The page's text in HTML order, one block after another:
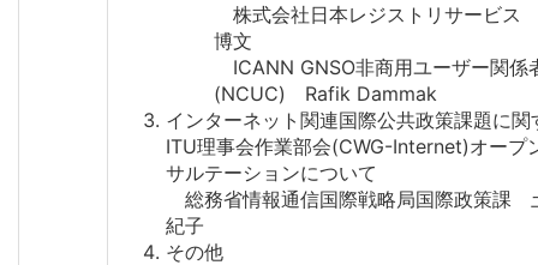
株式会社日本レジストリサービス
博文
ICANN GNSO非商用ユーザー関係
(NCUC) Rafik Dammak
インターネット関連国際公共政策課題に関
ITU理事会作業部会(CWG-Internet)オープ
サルテーションについて
総務省情報通信国際戦略局国際政策課
紀子
その他